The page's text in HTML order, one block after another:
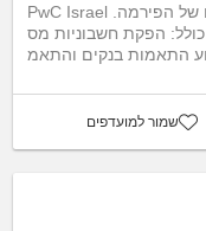
PwC Israel מגייסת מנהל/ת חשבונות למחלקת כספים של הפירמה.
חובה, אך יתרון. התפקיד כולל: הפקת חשבוניות מס
שמור למועדפים